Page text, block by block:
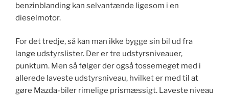
benzinblanding kan selvantænde ligesom i en
dieselmotor.
For det tredje, så kan man ikke bygge sin bil ud fra
lange udstyrslister. Der er tre udstyrsniveauer,
punktum. Men så følger der også tossemeget med i
allerede laveste udstyrsniveau, hvilket er med til at
gøre Mazda-biler rimelige prismæssigt. Laveste niveau